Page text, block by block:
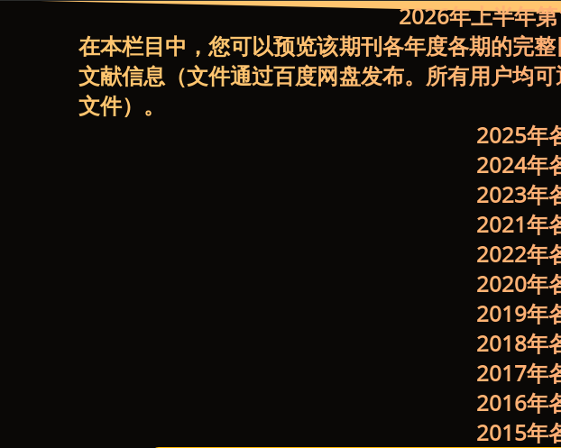
2026年上半年
在本栏目中，您可以预览该期刊各年度各期的完
文献信息（文件通过百度网盘发布。所有用户均
文件）。
2025年
2024年
2023年
2021年
2022年
2020年
2019年
2018年
2017年
2016年
2015年